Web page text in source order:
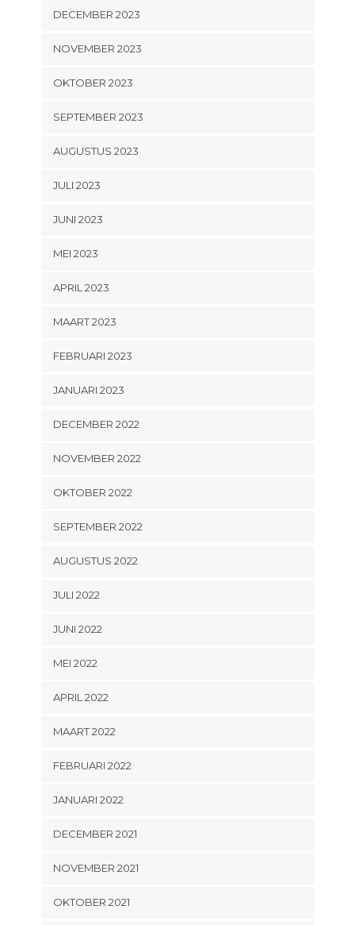
DECEMBER 2023
NOVEMBER 2023
OKTOBER 2023
SEPTEMBER 2023
AUGUSTUS 2023
JULI 2023
JUNI 2023
MEI 2023
APRIL 2023
MAART 2023
FEBRUARI 2023
JANUARI 2023
DECEMBER 2022
NOVEMBER 2022
OKTOBER 2022
SEPTEMBER 2022
AUGUSTUS 2022
JULI 2022
JUNI 2022
MEI 2022
APRIL 2022
MAART 2022
FEBRUARI 2022
JANUARI 2022
DECEMBER 2021
NOVEMBER 2021
OKTOBER 2021